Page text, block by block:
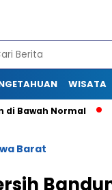
WISATA
Normal
Barat